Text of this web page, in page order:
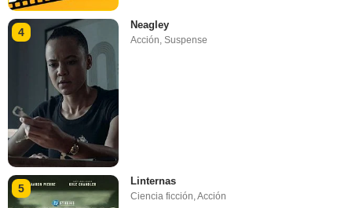
4
Neagley
Acción,Suspense
5
Linternas
Ciencia ficción ,Acción